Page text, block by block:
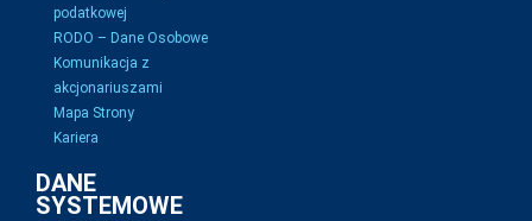
podatkowej
RODO – Dane Osobowe
Komunikacja z
akcjonariuszami
Mapa Strony
Kariera
DANE
SYSTEMOWE